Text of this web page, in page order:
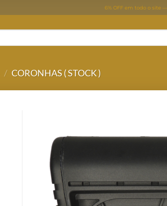
6% OFF em todo o site —
/ CORONHAS ( STOCK )